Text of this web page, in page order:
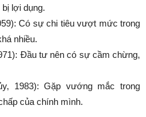
lợi dụng.
Có sự chi tiêu vượt mức trong
nhiều.
Đầu tư nên có sự cầm chừng,
1983): Gặp vướng mắc trong
của chính mình.